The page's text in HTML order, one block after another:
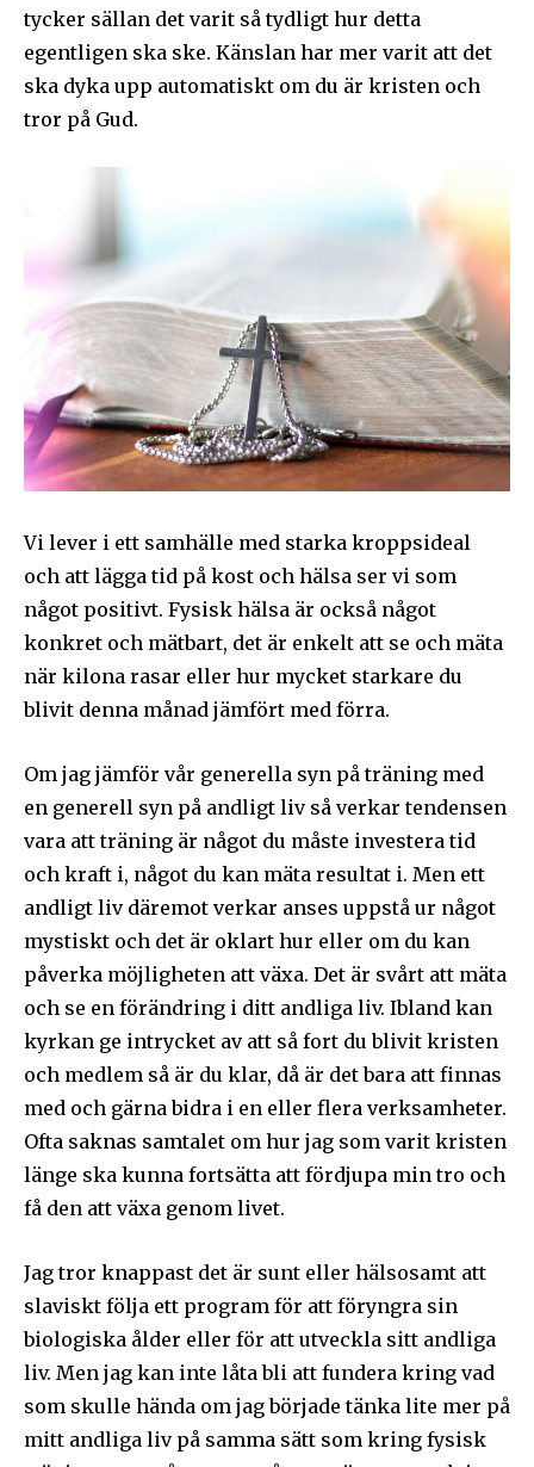
Följ Sändarens nyhetsbrev och
bli uppdaterad på det senaste
För att prenumerera: Ange din e-postadress och klicka på
integritet och kommer inte att skicka skräppost till din
Prenumerera på Sändarens nyhetsbrev.
Jag godkänner integritetspolicyn
Ladda ner som PDF
tycker sällan det varit så tydligt hur detta
egentligen ska ske. Känslan har mer varit att det
ska dyka upp automatiskt om du är kristen och
tror på Gud.
Vi lever i ett samhälle med starka kroppsideal
och att lägga tid på kost och hälsa ser vi som
något positivt. Fysisk hälsa är också något
konkret och mätbart, det är enkelt att se och mäta
när kilona rasar eller hur mycket starkare du
blivit denna månad jämfört med förra.
Om jag jämför vår generella syn på träning med
en generell syn på andligt liv så verkar tendensen
vara att träning är något du måste investera tid
och kraft i, något du kan mäta resultat i. Men ett
andligt liv däremot verkar anses uppstå ur något
mystiskt och det är oklart hur eller om du kan
påverka möjligheten att växa. Det är svårt att mäta
och se en förändring i ditt andliga liv. Ibland kan
kyrkan ge intrycket av att så fort du blivit kristen
och medlem så är du klar, då är det bara att finnas
med och gärna bidra i en eller flera verksamheter.
Ofta saknas samtalet om hur jag som varit kristen
länge ska kunna fortsätta att fördjupa min tro och
få den att växa genom livet.
Jag tror knappast det är sunt eller hälsosamt att
slaviskt följa ett program för att föryngra sin
biologiska ålder eller för att utveckla sitt andliga
liv. Men jag kan inte låta bli att fundera kring vad
som skulle hända om jag började tänka lite mer på
mitt andliga liv på samma sätt som kring fysisk